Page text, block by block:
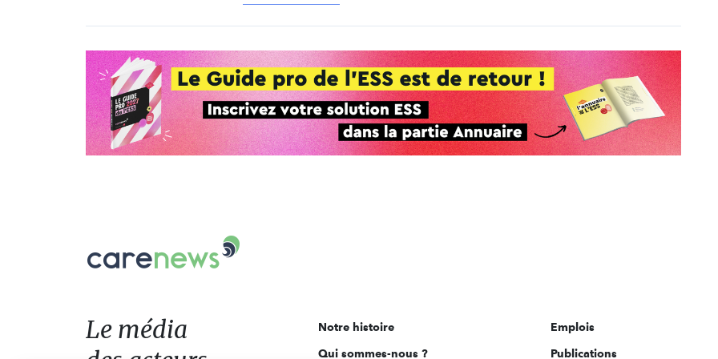
Le
acteurs
de
Le média
Notre histoire
Qui sommes-nous ?
Emplois
Publications